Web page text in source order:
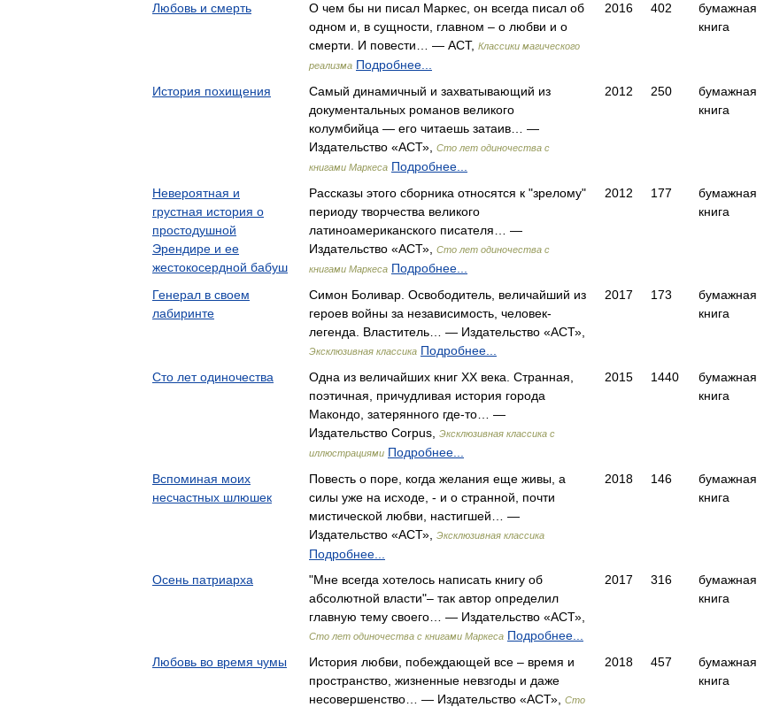
Любовь и смерть
О чем бы ни писал Маркес, он всегда писал об
одном и, в сущности, главном – о любви и о
смерти. И повести… — АСТ, Классики магического
реализма Подробнее...
2016 402
бумажная
книга
История похищения
Самый динамичный и захватывающий из
документальных романов великого
колумбийца — его читаешь затаив… —
Издательство «АСТ»,
Сто лет одиночества с
книгами Маркеса Подробнее...
2012 250
бумажная
книга
Невероятная и
грустная история о
простодушной
Эрендире и ее
жестокосердной бабуш
Рассказы этого сборника относятся к "зрелому"
периоду творчества великого
латиноамериканского писателя… —
Издательство «АСТ»,
Сто лет одиночества с
книгами Маркеса Подробнее...
2012 177
бумажная
книга
Генерал в своем
лабиринте
Симон Боливар. Освободитель, величайший из
героев войны за независимость, человек-
легенда. Властитель… — Издательство «АСТ»,
Эксклюзивная классика Подробнее...
2017 173
бумажная
книга
Сто лет одиночества
Одна из величайших книг ХХ века. Странная,
поэтичная, причудливая история города
Макондо, затерянного где-то… —
Издательство Corpus,
Эксклюзивная классика с
иллюстрациями Подробнее...
2015 1440
бумажная
книга
Вспоминая моих
несчастных шлюшек
Повесть о поре, когда желания еще живы, а
силы уже на исходе, - и о странной, почти
мистической любви, настигшей… —
Издательство «АСТ»,
Эксклюзивная классика
Подробнее...
2018 146
бумажная
книга
Осень патриарха
"Мне всегда хотелось написать книгу об
абсолютной власти"– так автор определил
главную тему своего… — Издательство «АСТ»,
Сто лет одиночества с книгами Маркеса Подробнее...
2017 316
бумажная
книга
Любовь во время чумы
История любви, побеждающей все – время и
пространство, жизненные невзгоды и даже
несовершенство… — Издательство «АСТ»,
Сто
2018 457
бумажная
книга